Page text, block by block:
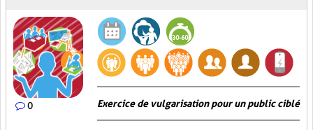
0 Exercice de vulgarisation pour un public ciblé